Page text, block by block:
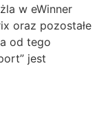
w eWinner
oraz pozostałe
od tego
jest